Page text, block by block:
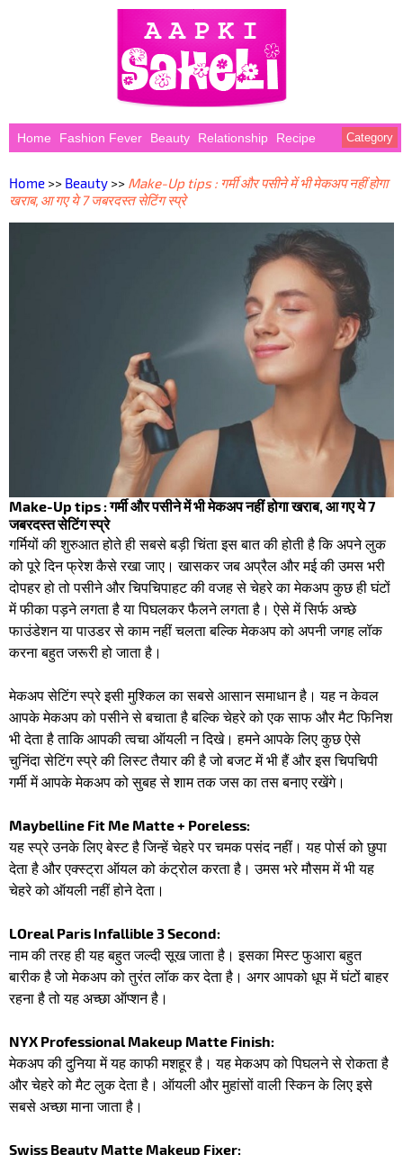
Home Fashion Fever Beauty Relationship Recipe Category
Home >> Beauty >> Make-Up tips : गर्मी और पसीने में भी मेकअप नहीं होगा
खराब, आ गए ये 7 जबरदस्त सेटिंग स्प्रे
Make-Up tips : गर्मी और पसीने में भी मेकअप नहीं होगा खराब, आ गए ये 7
जबरदस्त सेटिंग स्प्रे
गर्मियों की शुरुआत होते ही सबसे बड़ी चिंता इस बात की होती है कि अपने लुक
को पूरे दिन फ्रेश कैसे रखा जाए। खासकर जब अप्रैल और मई की उमस भरी
दोपहर हो तो पसीने और चिपचिपाहट की वजह से चेहरे का मेकअप कुछ ही घंटों
में फीका पड़ने लगता है या पिघलकर फैलने लगता है। ऐसे में सिर्फ अच्छे
फाउंडेशन या पाउडर से काम नहीं चलता बल्कि मेकअप को अपनी जगह लॉक
करना बहुत जरूरी हो जाता है। ​
मेकअप सेटिंग स्प्रे इसी मुश्किल का सबसे आसान समाधान है। यह न केवल
आपके मेकअप को पसीने से बचाता है बल्कि चेहरे को एक साफ और मैट फिनिश
भी देता है ताकि आपकी त्वचा ऑयली न दिखे। हमने आपके लिए कुछ ऐसे
चुनिंदा सेटिंग स्प्रे की लिस्ट तैयार की है जो बजट में भी हैं और इस चिपचिपी
गर्मी में आपके मेकअप को सुबह से शाम तक जस का तस बनाए रखेंगे।
Maybelline Fit Me Matte + Poreless:
यह स्प्रे उनके लिए बेस्ट है जिन्हें चेहरे पर चमक पसंद नहीं। यह पोर्स को छुपा
देता है और एक्स्ट्रा ऑयल को कंट्रोल करता है। उमस भरे मौसम में भी यह
चेहरे को ऑयली नहीं होने देता।
LOreal Paris Infallible 3 Second:
नाम की तरह ही यह बहुत जल्दी सूख जाता है। इसका मिस्ट फुआरा बहुत
बारीक है जो मेकअप को तुरंत लॉक कर देता है। अगर आपको धूप में घंटों बाहर
रहना है तो यह अच्छा ऑप्शन है।
NYX Professional Makeup Matte Finish:
मेकअप की दुनिया में यह काफी मशहूर है। यह मेकअप को पिघलने से रोकता है
और चेहरे को मैट लुक देता है। ऑयली और मुहांसों वाली स्किन के लिए इसे
सबसे अच्छा माना जाता है।
Swiss Beauty Matte Makeup Fixer: